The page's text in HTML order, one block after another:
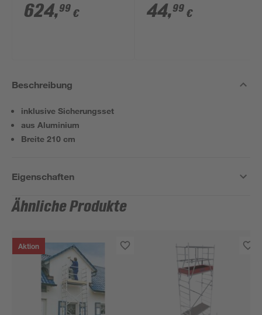
624,99 € 44,99 €
Beschreibung
inklusive Sicherungsset
aus Aluminium
Breite 210 cm
Eigenschaften
Ähnliche Produkte
Aktion